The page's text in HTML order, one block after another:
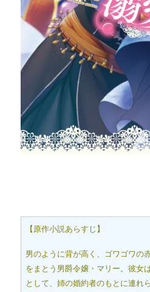
【原作小説あらすじ】
男のように背が高く、ゴワゴワの
をまとう男爵令嬢・マリー。彼女
として、姉の婚約者のもとに連れ